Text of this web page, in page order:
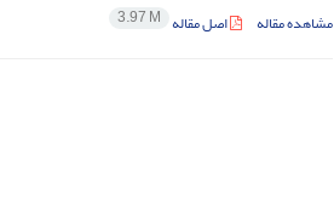
مشاهده مقاله اصل مقاله 3.97 M